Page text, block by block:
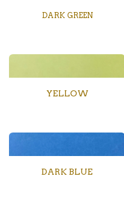
DARK GREEN
YELLOW
DARK BLUE